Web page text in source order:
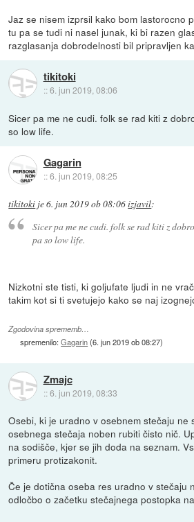
Jaz se nisem izprsil kako bom lastorocno
tu pa se tudi ni nasel junak, ki bi razen
razglasanja dobrodelnosti bil pripravljen
tikitoki
::6. jun 2019, 08:06
Sicer pa me ne cudi. folk se rad kiti z
so low life.
Gagarin
::6. jun 2019, 08:25
tikitoki je6. jun 2019 ob 08:06izjavil:
Sicer pa me ne cudi. folk se rad kiti z
pa so low life.
Nizkotni ste tisti, ki goljufate ljudi in ne
takim kot si ti svetujejo kako se naj
Zgodovina sprememb…
spremenilo:Gagarin(6. jun 2019 ob 08:27)
Zmajc
::6. jun 2019, 08:33
Osebi, ki je uradno v osebnem stečaju ne
osebnega stečaja noben rubiti čisto nič.
na sodišče, kjer se jih doda na seznam.
primeru protizakonit.
Če je dotična oseba res uradno v stečaju
odločbo o začetku stečajnega postopka